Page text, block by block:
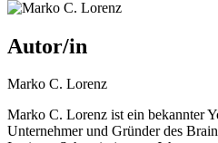
Autor/in
Marko C. Lorenz
Marko C. Lorenz ist ein bekannter
Unternehmer und Gründer des